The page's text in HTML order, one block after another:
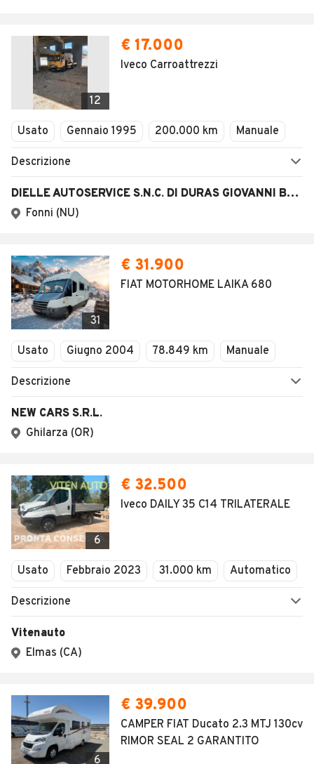
12
€ 17.000
Iveco Carroattrezzi
Usato Gennaio 1995 200.000 km Manuale
Descrizione
DIELLE AUTOSERVICE S.N.C. DI DURAS GIOVANNI BATTISTA & LODDO IGNAZIO
Fonni (NU)
31
€ 31.900
FIAT MOTORHOME LAIKA 680
Usato Giugno 2004 78.849 km Manuale
Descrizione
NEW CARS S.R.L.
Ghilarza (OR)
6
€ 32.500
Iveco DAILY 35 C14 TRILATERALE
Usato Febbraio 2023 31.000 km Automatico
Descrizione
Vitenauto
Elmas (CA)
6
€ 39.900
CAMPER FIAT Ducato 2.3 MTJ 130cv
RIMOR SEAL 2 GARANTITO